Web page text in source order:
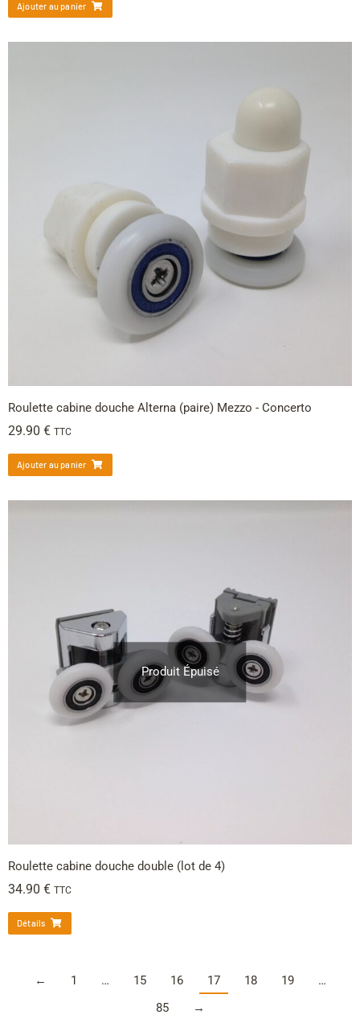
Ajouter au panier
Roulette cabine douche Alterna (paire) Mezzo - Concerto
29.90 € TTC
Ajouter au panier
Produit Épuisé
Roulette cabine douche double (lot de 4)
34.90 € TTC
Détails
← 1 … 15 16 17 18 19
…
85
→